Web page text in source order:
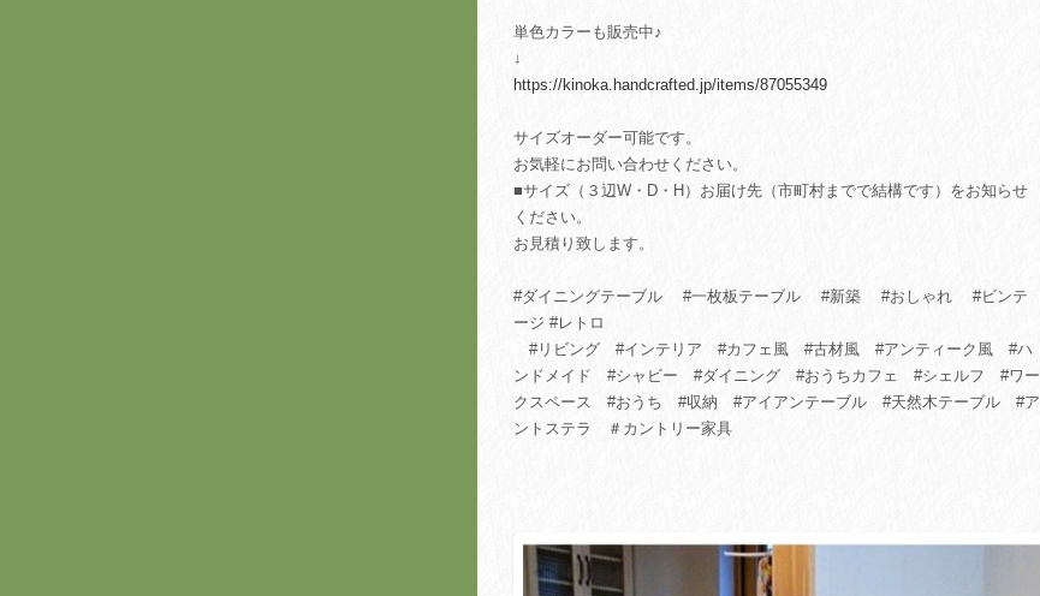
単色カラーも販売中♪
↓
https://kinoka.handcrafted.jp/items/87055349
サイズオーダー可能です。
お気軽にお問い合わせください。
■サイズ（３辺W・D・H）お届け先（市町村までで結構です）をお知らせ
ください。
お見積り致します。
#ダイニングテーブル #一枚板テーブル #新築 #おしゃれ #ビンテ
ージ #レトロ
#リビング #インテリア #カフェ風 #古材風 #アンティーク風 #ハ
ンドメイド #シャビー #ダイニング #おうちカフェ #シェルフ #ワー
クスペース #おうち #収納 #アイアンテーブル #天然木テーブル #ア
ントステラ ＃カントリー家具